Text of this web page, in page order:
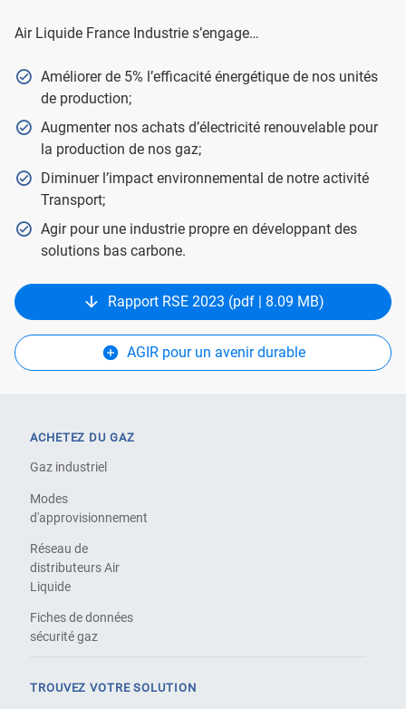
Air Liquide France Industrie s’engage…
Améliorer de 5% l’efficacité énergétique de nos unités
de production;
Augmenter nos achats d’électricité renouvelable pour
la production de nos gaz;
Diminuer l’impact environnemental de notre activité
Transport;
Agir pour une industrie propre en développant des
solutions bas carbone.
Rapport RSE 2023 (pdf | 8.09 MB)
AGIR pour un avenir durable
ACHETEZ DU GAZ
Gaz industriel
Modes
d'approvisionnement
Réseau de
distributeurs Air
Liquide
Fiches de données
sécurité gaz
TROUVEZ VOTRE SOLUTION